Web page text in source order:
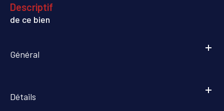
descriptif
de ce bien
Général
Détails